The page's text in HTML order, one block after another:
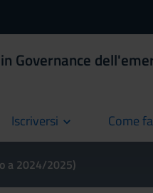
Governance
Iscriversi Come
current
a 2024/2025)